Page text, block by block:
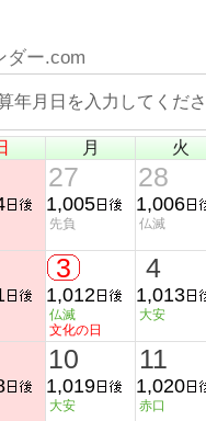
ダー.com
年月日を入力してく
月 火
27
1,005
先負
28
1,006
仏滅
3
1,012
仏滅
文化の日
4
1,013
大安
10
1,019
大安
11
1,020
赤口